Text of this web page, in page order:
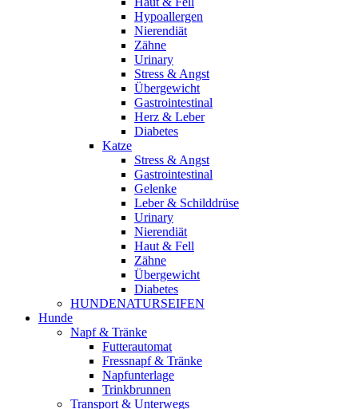
Hypoallergen
Nierendiät
Zähne
Urinary
Stress & Angst
Übergewicht
Gastrointestinal
Herz & Leber
Diabetes
Katze
Stress & Angst
Gastrointestinal
Gelenke
Leber & Schilddrüse
Urinary
Nierendiät
Haut & Fell
Zähne
Übergewicht
Diabetes
HUNDENATURSEIFEN
Hunde
Napf & Tränke
Futterautomat
Fressnapf & Tränke
Napfunterlage
Trinkbrunnen
Transport & Unterwegs